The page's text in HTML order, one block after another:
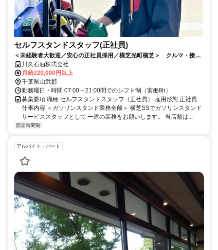
セルフスタンドスタッフ(正社員)
＜未経験者大歓迎／安心の正社員採用／横芝光町横芝＞ クルマ・接客
が好きなら、当SSで活躍しませんか？
川久石油株式会社
月給220,000円以上
千葉県山武郡
勤務曜日・時間 07:00～21:00間でのシフト制（実働8h）
募集要項 職種 セルフスタンドスタッフ（正社員） 雇用形態 正社員
仕事内容 ＜ガソリンスタンド業務全般＞ 横芝SSでガソリンスタンド
サービススタッフとして 一連の業務をお願いします。 当店舗は...
固定時間制
アルバイト・パート